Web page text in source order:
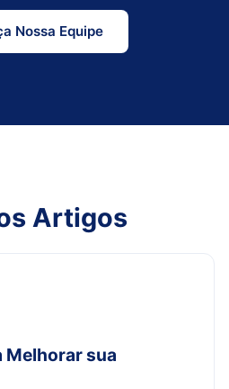
Nossa Equipe
Artigos
Melhorar sua